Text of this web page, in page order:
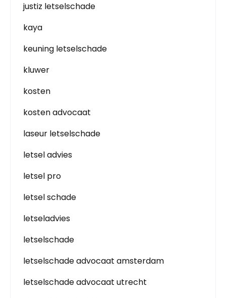
justiz letselschade
kaya
keuning letselschade
kluwer
kosten
kosten advocaat
laseur letselschade
letsel advies
letsel pro
letsel schade
letseladvies
letselschade
letselschade advocaat amsterdam
letselschade advocaat utrecht